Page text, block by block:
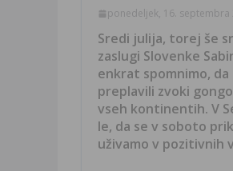
ponedeljek, 16. septembra
Sredi julija, torej še
zaslugi Slovenke
enkrat spomnimo,
preplavili zvoki
vseh kontinentih. V
le, da se v soboto
uživamo v pozitivnih